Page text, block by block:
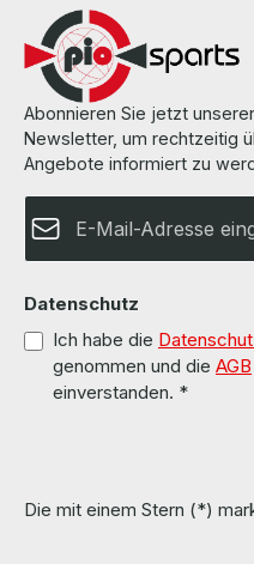
Gen9, DL380p Gen9, DL385p
ML350e Gen9, ML350p
Accessories / Zubehör none
Lieferumfang 1 x HDD Drive
information and details can
manufacturer.Weitere
Seiten des Herstellers.All parts
sind gebraucht
Abonnieren Sie jetzt
Newsletter, um rechtzeitig
Angebote informiert zu
Datenschutz
Ich habe die
genommen und die AGB
einverstanden. *
Die mit einem Stern (*)